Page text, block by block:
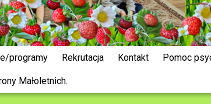
programy Rekrutacja Kontakt Pomoc
Małoletnich.